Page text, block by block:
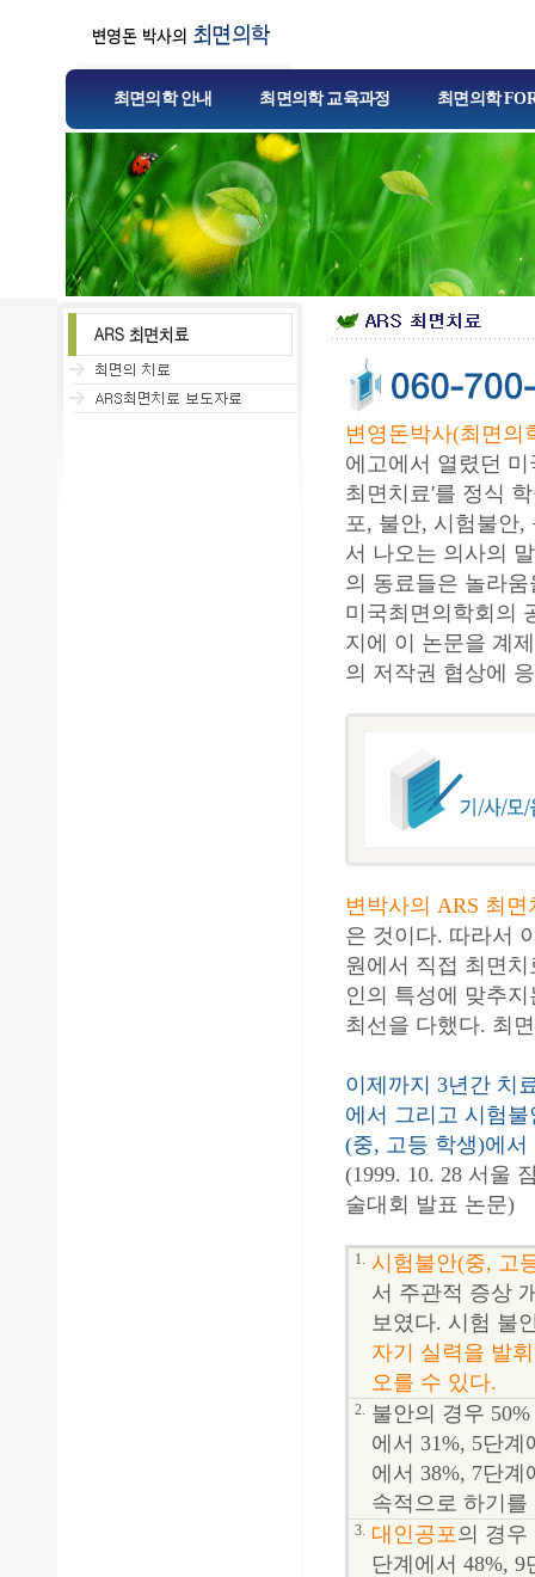
최면의학 안내 최면의학 교육과정 최면의학
변영돈박사(최면의
에고에서 열렸던
최면치료'를 정식
포, 불안, 시험불안,
서 나오는 의사의
의 동료들은 놀라
미국최면의학회의
지에 이 논문을 계
의 저작권 협상에
변박사의 ARS 최면
은 것이다. 따라서
원에서 직접 최면
인의 특성에 맞추
최선을 다했다. 최
이제까지 3년간 치
에서 그리고 시험불
(중, 고등 학생)에
(1999. 10. 28 서울
술대회 발표 논문)
1. 시험불안(중, 고
서 주관적 증상
보였다. 시험 불
자기 실력을 발
오를 수 있다.
2. 불안의 경우
에서 31%, 5단계
에서 38%, 7단
속적으로 하기를
3. 대인공포의 경우
단계에서 48%, 9